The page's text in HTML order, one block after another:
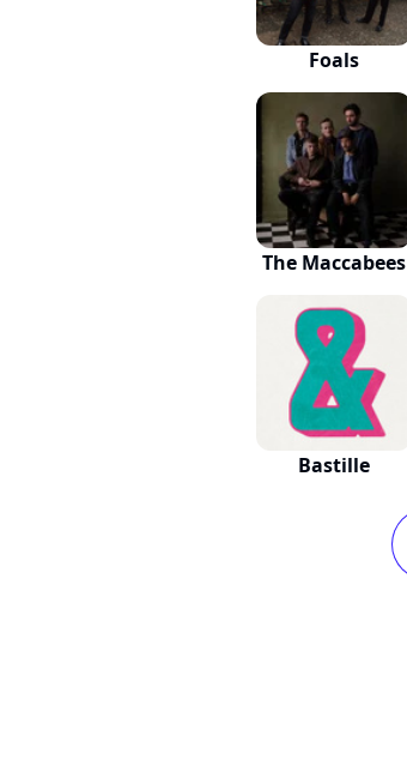
Foals
The Maccabees
Bastille